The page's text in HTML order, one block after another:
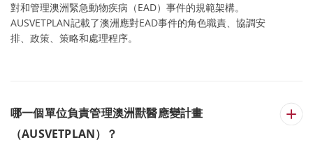
對和管理澳洲緊急動物疾病（EAD）事件的規範架構。
AUSVETPLAN記載了澳洲應對EAD事件的角色職責、協調安
排、政策、策略和處理程序。
哪一個單位負責管理澳洲獸醫應變計畫
（AUSVETPLAN）？